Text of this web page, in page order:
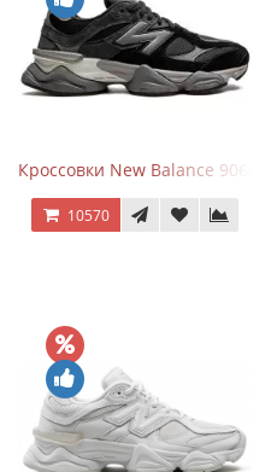
Кроссовки New Balance 9060
10570